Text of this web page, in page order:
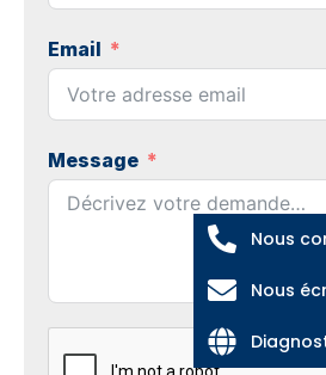
Email
Message
Nous
Nous